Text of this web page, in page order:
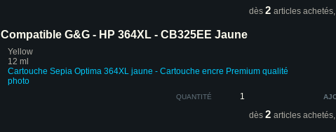
dès 2 articles achetés,
Compatible G&G - HP 364XL - CB325EE Jaune
Yellow
12 ml
Cartouche Sepia Optima 364XL jaune - Cartouche encre Premium qualité
photo
QUANTITÉ
dès 2 articles achetés,